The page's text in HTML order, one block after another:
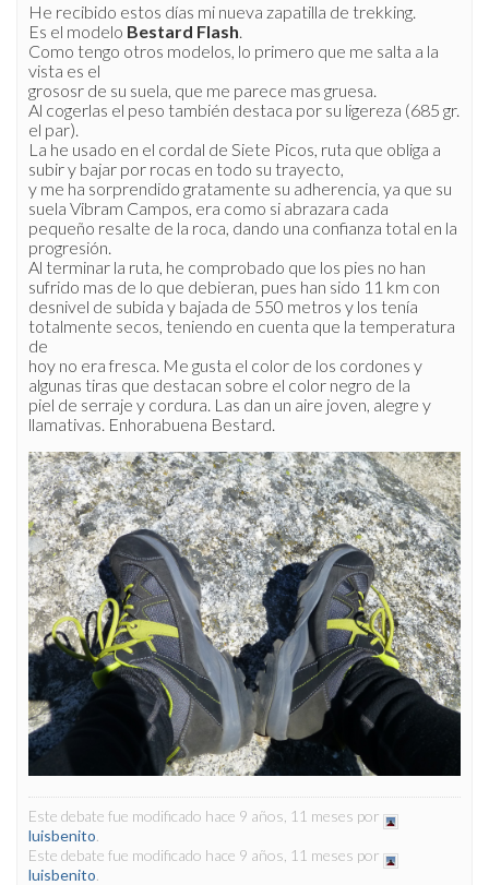
He recibido estos días mi nueva zapatilla de trekking.
Es el modelo Bestard Flash.
Como tengo otros modelos, lo primero que me salta a la
vista es el
grososr de su suela, que me parece mas gruesa.
Al cogerlas el peso también destaca por su ligereza (685 gr.
el par).
La he usado en el cordal de Siete Picos, ruta que obliga a
subir y bajar por rocas en todo su trayecto,
y me ha sorprendido gratamente su adherencia, ya que su
suela Vibram Campos, era como si abrazara cada
pequeño resalte de la roca, dando una confianza total en la
progresión.
Al terminar la ruta, he comprobado que los pies no han
sufrido mas de lo que debieran, pues han sido 11 km con
desnivel de subida y bajada de 550 metros y los tenía
totalmente secos, teniendo en cuenta que la temperatura
de
hoy no era fresca. Me gusta el color de los cordones y
algunas tiras que destacan sobre el color negro de la
piel de serraje y cordura. Las dan un aire joven, alegre y
llamativas. Enhorabuena Bestard.
Este debate fue modificado hace 9 años, 11 meses por
luisbenito
Este debate fue modificado hace 9 años, 11 meses por
luisbenito